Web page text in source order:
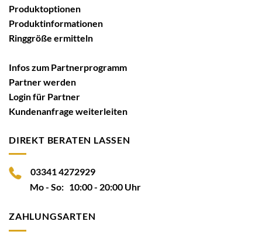
Produktoptionen
Produktinformationen
Ringgröße ermitteln
Infos zum Partnerprogramm
Partner werden
Login für Partner
Kundenanfrage weiterleiten
DIREKT BERATEN LASSEN
03341 4272929
Mo - So: 10:00 - 20:00 Uhr
ZAHLUNGSARTEN